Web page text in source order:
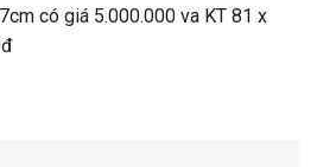
có giá 5.000.000 va KT 81 x